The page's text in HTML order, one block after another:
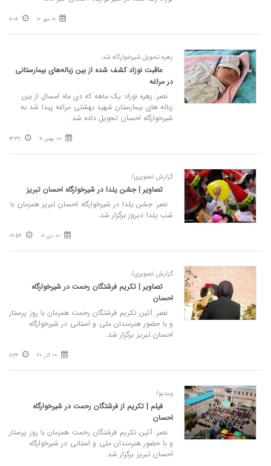
01 مهر 10 11:08
زهره تحویل شیرخوارگاه شد:
عاقبت نوزاد کشف شده از بین زباله‌های بیمارستانی
در مراغه
نصر: زهره نوزاد یک ماهه که دی ماه امسال از بین
زباله های بیمارستان شهید بهشتی مراغه پیدا شد به
شیرخوارگاه احسان تحویل داده شد.
00 بهمن 11 13:37
گزارش تصویری/
تصاویر | جشن یلدا در شیرخوارگاه احسان تبریز
نصر: جشن یلدا در شیرخوارگاه احسان تبریز همزمان با
شب یلدا دیروز برگزار شد.
00 دی 01 09:54
گزارش تصویری/
تصاویر | تکریم فرشتگان رحمت در شیرخوارگاه
احسان
نصر: آئین تکریم فرشتگان رحمت همزمان با روز پرستار
و با حضور هنرمندان ملی و استانی در شیرخوارگاه
احسان تبریز برگزار شد.
00 آذر 20 11:23
ویدیو/
فیلم | تکریم از فرشتگان رحمت در شیرخوارگاه
احسان
نصر: آئین تکریم فرشتگان رحمت همزمان با روز پرستار
و با حضور هنرمندان ملی و استانی در شیرخوارگاه
احسان تبریز برگزار شد.